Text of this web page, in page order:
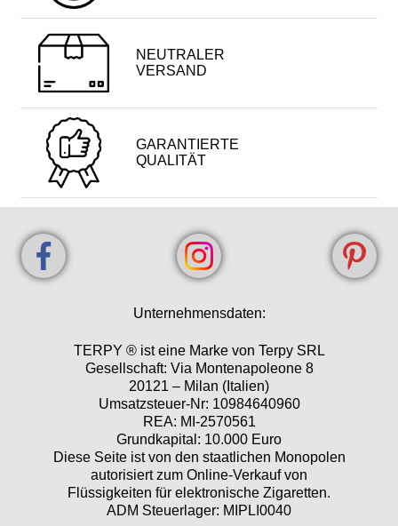
NEUTRALER
VERSAND
GARANTIERTE
QUALITÄT
Unternehmensdaten:
TERPY ® ist eine Marke von Terpy SRL
Gesellschaft: Via Montenapoleone 8
20121 – Milan (Italien)
Umsatzsteuer-Nr: 10984640960
REA: MI-2570561
Grundkapital: 10.000 Euro
Diese Seite ist von den staatlichen Monopolen
autorisiert zum Online-Verkauf von
Flüssigkeiten für elektronische Zigaretten.
ADM Steuerlager: MIPLI0040